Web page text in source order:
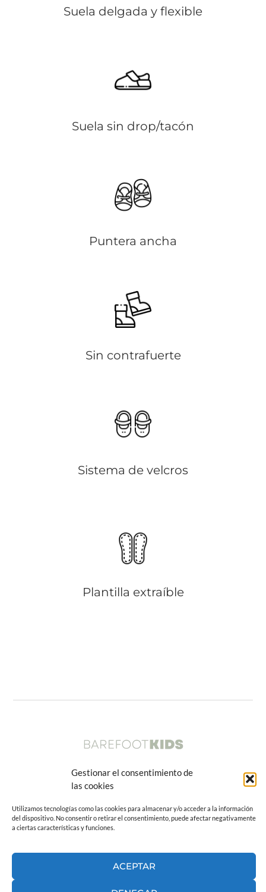
Gestionar el consentimiento de
las cookies
Utilizamos tecnologías como las cookies para almacenar y/o acceder a la información
del dispositivo. No consentir o retirar el consentimiento, puede afectar negativamente
a ciertas características y funciones.
ACEPTAR
Suela delgada y flexible
Suela sin drop/tacón
Puntera ancha
Sin contrafuerte
Sistema de velcros
Plantilla extraíble
Sobre Barefoot Kids
Copyright © 2026 Barefoot Kids
Aviso legal